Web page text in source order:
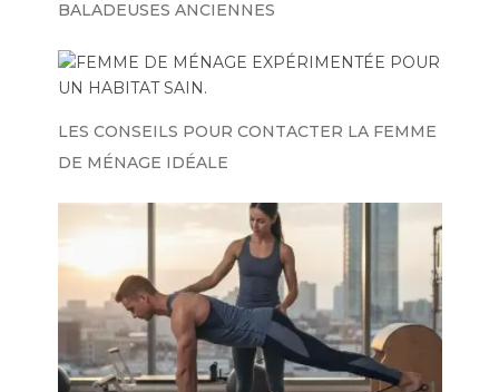
BALADEUSES ANCIENNES
LES CONSEILS POUR CONTACTER LA FEMME
DE MÉNAGE IDÉALE